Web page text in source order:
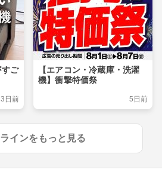
ご
3日前
【エアコン・冷蔵庫・洗濯
機】衝撃特価祭
5日前
インをもっと見る